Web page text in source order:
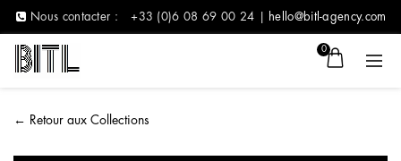
Nous contacter : +33 (0)6 08 69 00 24 | hello@bitl-agency.com
0
← Retour aux Collections